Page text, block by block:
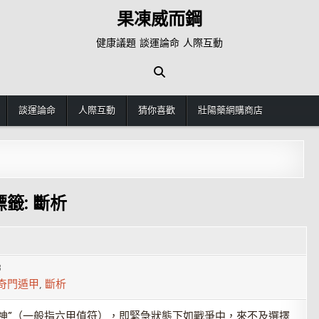
果凍威而鋼
健康議題 談運論命 人際互動
談運論命 人際互動 猜你喜歡 壯陽藥網購商店
籤: 斷析
門遁甲, 斷析